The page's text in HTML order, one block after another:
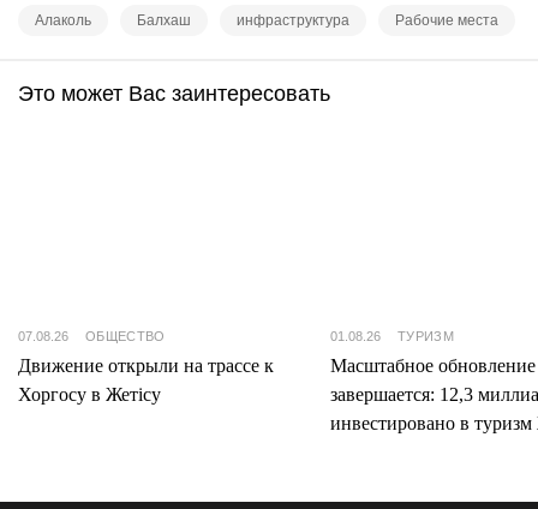
Алаколь Балхаш инфраструктура Рабочие места
Это может Вас заинтересовать
07.08.26 ОБЩЕСТВО
Движение открыли на трассе к
Хоргосу в Жетісу
01.08.26 ТУРИЗМ
Масштабное
завершается: 12,3
инвестировано в туризм